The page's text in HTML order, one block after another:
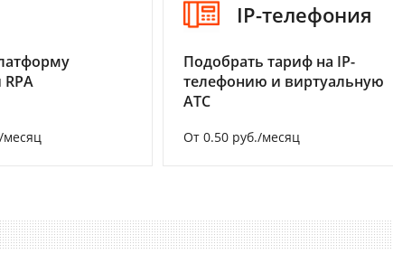
месяц
IP-телефония
Подобрать тариф на IP-
телефонию и виртуальную
АТС
От 0.50 руб./месяц